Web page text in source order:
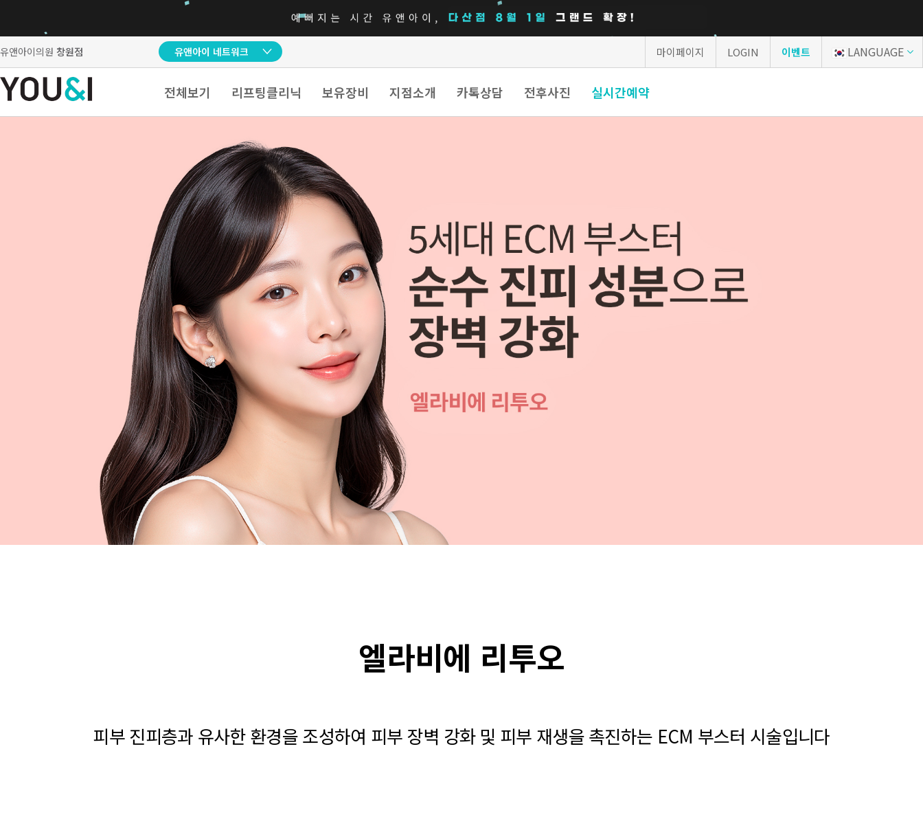
유앤아이의원 창원점 유앤아이 네트워크 마이페이지 LOGIN 이벤트 LANGUAGE
전체보기 리프팅클리닉 보유장비 지점소개 카톡상담 전후사진 실시간예약
엘라비에 리투오
피부 진피층과 유사한 환경을 조성하여 피부 장벽 강화 및 피부 재생을 촉진하는 ECM 부스터 시술입니다